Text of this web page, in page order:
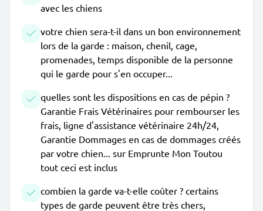
avec les chiens
votre chien sera-t-il dans un bon environnement
lors de la garde : maison, chenil, cage,
promenades, temps disponible de la personne
qui le garde pour s'en occuper...
quelles sont les dispositions en cas de pépin ?
Garantie Frais Vétérinaires pour rembourser les
frais, ligne d'assistance vétérinaire 24h/24,
Garantie Dommages en cas de dommages créés
par votre chien... sur Emprunte Mon Toutou
tout ceci est inclus
combien la garde va-t-elle coûter ? certains
types de garde peuvent être très chers,